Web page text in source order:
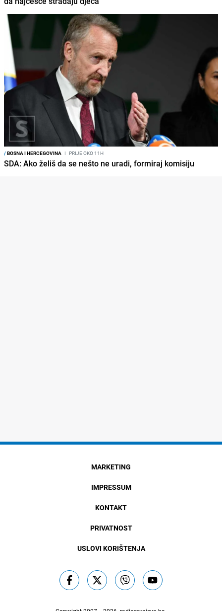
/BOSNA I HERCEGOVINA I PRIJE OKO 11H
SDA: Ako želiš da se nešto ne uradi, formiraj komisiju
MARKETING
IMPRESSUM
KONTAKT
PRIVATNOST
USLOVI KORIŠTENJA